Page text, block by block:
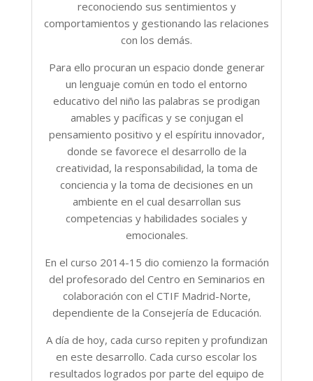
reconociendo sus sentimientos y
comportamientos y gestionando las relaciones
con los demás.
Para ello procuran un espacio donde generar
un lenguaje común en todo el entorno
educativo del niño las palabras se prodigan
amables y pacíficas y se conjugan el
pensamiento positivo y el espíritu innovador,
donde se favorece el desarrollo de la
creatividad, la responsabilidad, la toma de
conciencia y la toma de decisiones en un
ambiente en el cual desarrollan sus
competencias y habilidades sociales y
emocionales.
En el curso 2014-15 dio comienzo la formación
del profesorado del Centro en Seminarios en
colaboración con el CTIF Madrid-Norte,
dependiente de la Consejería de Educación.
A día de hoy, cada curso repiten y profundizan
en este desarrollo. Cada curso escolar los
resultados logrados por parte del equipo de